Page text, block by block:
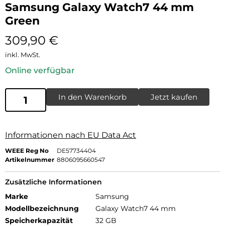
Samsung Galaxy Watch7 44 mm
Green
309,90 €
inkl. MwSt.
Online verfügbar
In den Warenkorb Jetzt kaufen
Informationen nach EU Data Act
WEEE Reg No
DE57734404
Artikelnummer 8806095660547
Zusätzliche Informationen
Marke
Samsung
Modellbezeichnung
Galaxy Watch7 44 mm
Speicherkapazität
32 GB